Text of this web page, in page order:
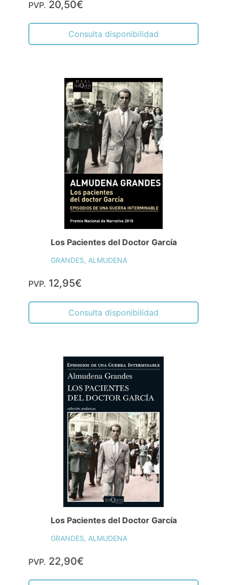
PVP. 20,50€
Consulta disponibilidad
Los Pacientes del Doctor García
GRANDES, ALMUDENA
PVP. 12,95€
Consulta disponibilidad
Los Pacientes del Doctor García
GRANDES, ALMUDENA
PVP. 22,90€